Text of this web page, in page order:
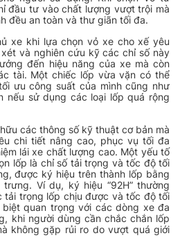
đầu tư vào chất lượng vượt trội mà
đều an toàn và thư giãn tối đa.
xe khi lựa chọn vỏ xe cho xế yêu
và nghiên cứu kỹ các chỉ số này
đến hiệu năng của xe mà còn
tài. Một chiếc lốp vừa vặn có thể
ưu công suất của mình cũng như
nếu sử dụng các loại lốp quá rộng
các thông số kỹ thuật cơ bản mà
chi tiết nâng cao, phục vụ tối đa
lái xe chất lượng cao. Một yếu tố
lốp là chỉ số tải trọng và tốc độ tối
được ký hiệu trên thành lốp bằng
Ví dụ, ký hiệu “92H” thường
tải trọng lốp chịu được và tốc độ tối
quan trọng với các dòng xe đa
khi người dùng cần chắc chắn lốp
không gặp rủi ro do vượt quá giới